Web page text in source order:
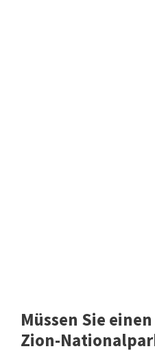
Müssen Sie
Zion-